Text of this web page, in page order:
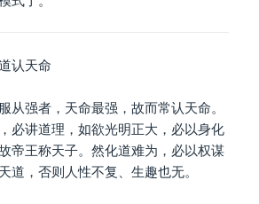
认天命
从强者，天命最强，故而常认天命。
必讲道理，如欲光明正大，必以身化
帝王称天子。然化道难为，必以权谋
道，否则人性不复、生趣也无。